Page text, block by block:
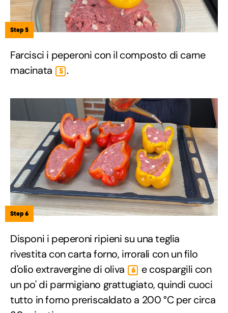
Step 5
Farcisci i peperoni con il composto di carne
macinata
5 .
Step 6
Disponi i peperoni ripieni su una teglia
rivestita con carta forno, irrorali con un filo
d'olio extravergine di oliva
6
e cospargili con
un po' di parmigiano grattugiato, quindi cuoci
tutto in forno preriscaldato a 200 °C per circa